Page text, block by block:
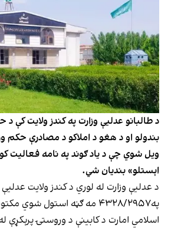
د طالبانو عدلیې وزارت په کندز ولایت کې
بندولو او د هغو د املاکو د مصادرې
ویل شوي چې د یاد ګوند په نامه فعالیت
اېستلو» بندیان شي.
د عدلیې وزارت له لوري د کندز ولایت
په۴۳۲۸/۲۹۵۷ مه ګڼه استول
اسلامي امارت د کابینې د وروستۍ